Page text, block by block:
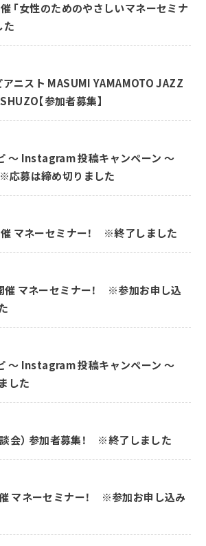
「女性のためのやさしいマネーセミナ
ニスト MASUMI YAMAMOTO JAZZ
【参加者募集】
～ Instagram 投稿キャンペーン ～
募は締め切りました
催 マネーセミナー！ ※終了しました
催 マネーセミナー！ ※参加お申し込
～ Instagram 投稿キャンペーン ～
した
会） 参加者募集！ ※終了しました
催 マネーセミナー！ ※参加お申し込み